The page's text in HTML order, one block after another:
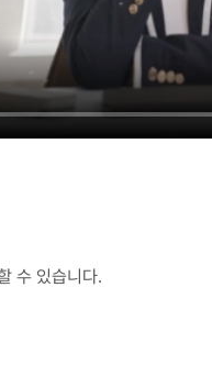
수 있습니다.